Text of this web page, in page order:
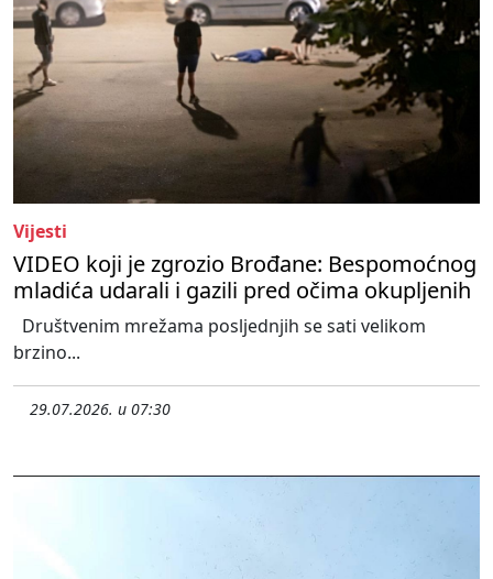
Vijesti
VIDEO koji je zgrozio Brođane: Bespomoćnog
mladića udarali i gazili pred očima okupljenih
Društvenim mrežama posljednjih se sati velikom
brzino...
29.07.2026. u 07:30